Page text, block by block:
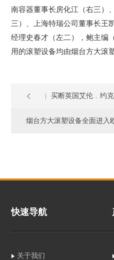
南容器董事长房化江（右三）
三）、上海特瑞公司董事长王
经理史春才（左二），鲍主编
用的滚塑设备均由烟台方大滚
买断英国艾伦﹒约
烟台方大滚塑设备全面进入
快速导航
关于我们